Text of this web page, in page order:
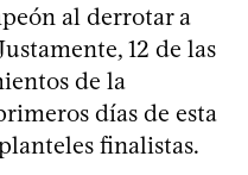
al derrotar a
12 de las
de la
días de esta
finalistas.